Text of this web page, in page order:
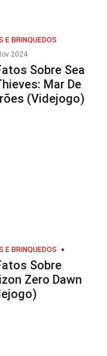
E BRINQUEDOS
2024
Sobre Sea
Mar De
(Videjogo)
E BRINQUEDOS
Sobre
Zero Dawn